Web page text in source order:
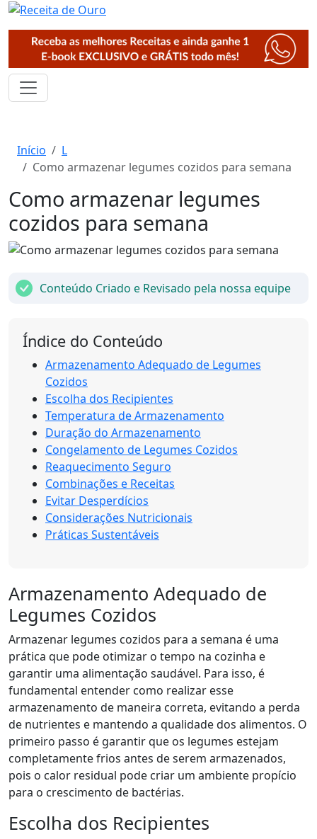
Início
L
Como armazenar legumes cozidos para semana
Como armazenar legumes
cozidos para semana
Conteúdo Criado e Revisado pela nossa equipe
Índice do Conteúdo
Armazenamento Adequado de Legumes
Cozidos
Escolha dos Recipientes
Temperatura de Armazenamento
Duração do Armazenamento
Congelamento de Legumes Cozidos
Reaquecimento Seguro
Combinações e Receitas
Evitar Desperdícios
Considerações Nutricionais
Práticas Sustentáveis
Armazenamento Adequado de
Legumes Cozidos
Armazenar legumes cozidos para a semana é uma
prática que pode otimizar o tempo na cozinha e
garantir uma alimentação saudável. Para isso, é
fundamental entender como realizar esse
armazenamento de maneira correta, evitando a perda
de nutrientes e mantendo a qualidade dos alimentos. O
primeiro passo é garantir que os legumes estejam
completamente frios antes de serem armazenados,
pois o calor residual pode criar um ambiente propício
para o crescimento de bactérias.
Escolha dos Recipientes